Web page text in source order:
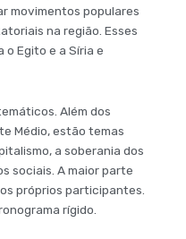
movimentos populares
na região. Esses
o Egito e a Síria e
Além dos
Médio, estão temas
a soberania dos
sociais. A maior parte
próprios participantes.
rígido.